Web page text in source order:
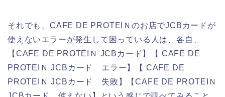
それでも、CAFE DE PROTEIＮのお店でJCBカードが
使えないエラーが発生して困っている人は、各自、
【CAFE DE PROTEIＮ JCBカード】【 CAFE DE
PROTEIＮ JCBカード エラー】【 CAFE DE
PROTEIＮ JCBカード 失敗】【CAFE DE PROTEIＮ